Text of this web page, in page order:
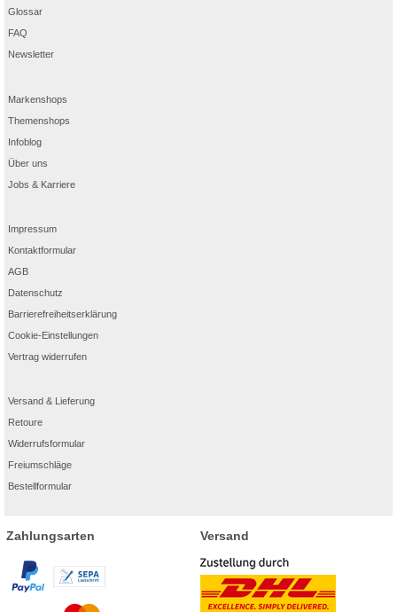
Glossar
FAQ
Newsletter
Markenshops
Themenshops
Infoblog
Über uns
Jobs & Karriere
Impressum
Kontaktformular
AGB
Datenschutz
Barrierefreiheitserklärung
Cookie-Einstellungen
Vertrag widerrufen
Versand & Lieferung
Retoure
Widerrufsformular
Freiumschläge
Bestellformular
Zahlungsarten Versand